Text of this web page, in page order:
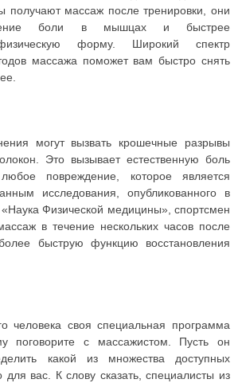
получают массаж после тренировки, они
боли в мышцах и быстрее
форму. Широкий спектр
массажа поможет вам быстро снять
могут вызвать крошечные разрывы
Это вызывает естественную боль
повреждение, которое является
исследования, опубликованного в
Физической медицины», спортсмен
в течение нескольких часов после
быструю функцию восстановления
человека своя специальная программа
поговорите с массажистом. Пусть он
какой из множества доступных
для вас. К слову сказать, специалисты из